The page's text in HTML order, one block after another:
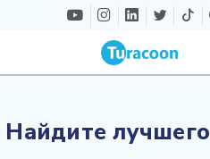
Найдите лучшего